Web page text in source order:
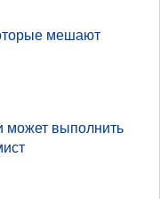
мешают
может выполнить